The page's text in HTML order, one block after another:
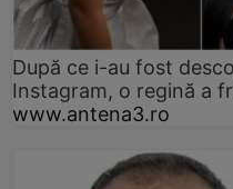
După ce i-au fost
Instagram, o regină a
www.antena3.ro